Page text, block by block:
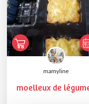
mamyline
moelleux de